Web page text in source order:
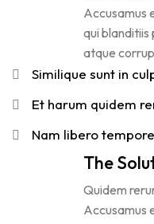
Accusamus
qui
atque
Similique sunt in
Et harum quidem
Nam libero
The
Quidem
Accusamus